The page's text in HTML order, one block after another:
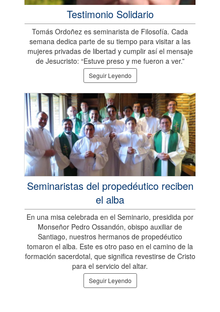
Testimonio Solidario
Tomás Ordoñez es seminarista de Filosofía. Cada
semana dedica parte de su tiempo para visitar a las
mujeres privadas de libertad y cumplir así el mensaje
de Jesucristo: “Estuve preso y me fueron a ver.”
Seguir Leyendo
Seminaristas del propedéutico reciben
el alba
En una misa celebrada en el Seminario, presidida por
Monseñor Pedro Ossandón, obispo auxiliar de
Santiago, nuestros hermanos de propedéutico
tomaron el alba. Este es otro paso en el camino de la
formación sacerdotal, que significa revestirse de Cristo
para el servicio del altar.
Seguir Leyendo